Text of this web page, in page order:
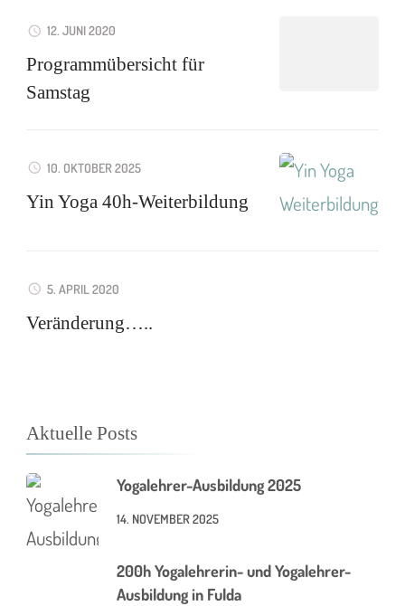
12. JUNI 2020
Programmübersicht für
Samstag
10. OKTOBER 2025
Yin Yoga 40h-Weiterbildung
5. APRIL 2020
Veränderung…..
Aktuelle Posts
Yogalehrer-Ausbildung 2025
14. NOVEMBER 2025
200h Yogalehrerin- und Yogalehrer-
Ausbildung in Fulda